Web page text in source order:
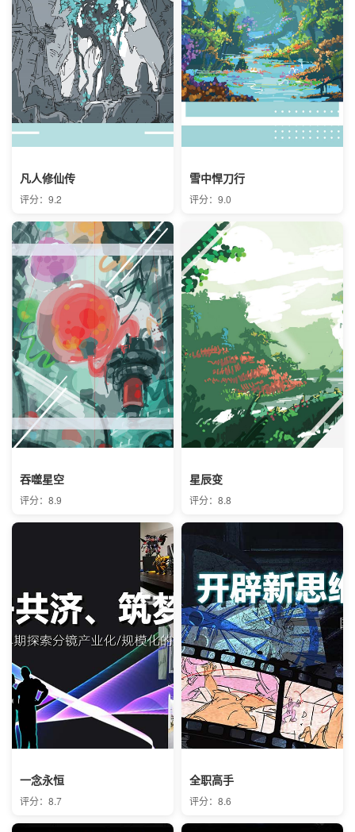
凡人修仙传
评分：9.2
雪中悍刀行
评分：9.0
吞噬星空
评分：8.9
星辰变
评分：8.8
一念永恒
评分：8.7
全职高手
评分：8.6